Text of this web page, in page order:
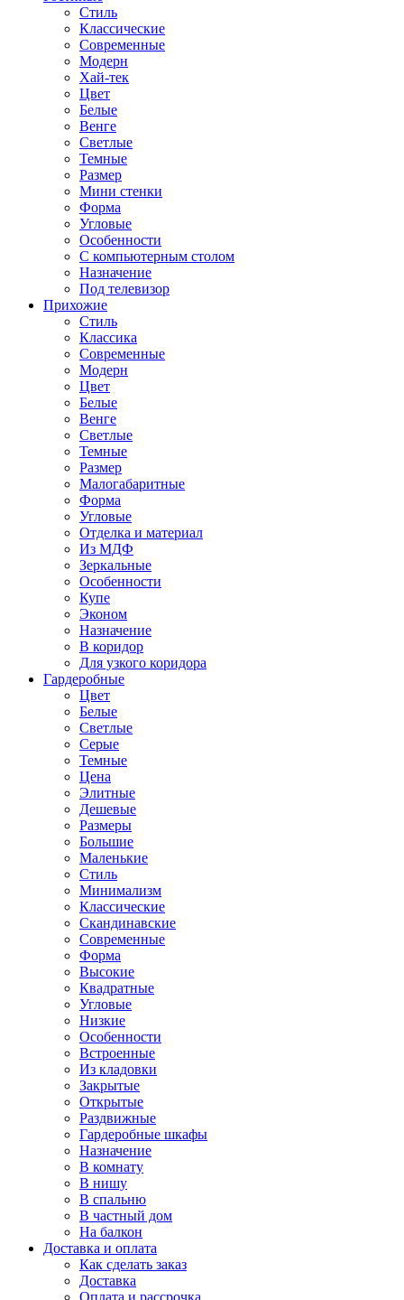
Стиль
Классические
Современные
Модерн
Хай-тек
Цвет
Белые
Венге
Светлые
Темные
Размер
Мини стенки
Форма
Угловые
Особенности
С компьютерным столом
Назначение
Под телевизор
Прихожие
Стиль
Классика
Современные
Модерн
Цвет
Белые
Венге
Светлые
Темные
Размер
Малогабаритные
Форма
Угловые
Отделка и материал
Из МДФ
Зеркальные
Особенности
Купе
Эконом
Назначение
В коридор
Для узкого коридора
Гардеробные
Цвет
Белые
Светлые
Серые
Темные
Цена
Элитные
Дешевые
Размеры
Большие
Маленькие
Стиль
Минимализм
Классические
Скандинавские
Современные
Форма
Высокие
Квадратные
Угловые
Низкие
Особенности
Встроенные
Из кладовки
Закрытые
Открытые
Раздвижные
Гардеробные шкафы
Назначение
В комнату
В нишу
В спальню
В частный дом
На балкон
Доставка и оплата
Как сделать заказ
Доставка
Оплата и рассрочка